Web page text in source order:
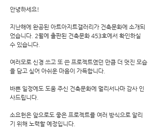
안녕하세요!
지난해에 완공된 아트아지트갤러리가 건축문화에 소개되
었습니다. 2월에 출판된 건축문화 453호에서 확인하실
수 있습니다.
여러모로 신경 쓰고 또 쓴 프로젝트였던 만큼 더 멋진 모습
을 담고 싶어 아쉬운 마음이 가득합니다.
​바쁜 일정에도 도움 주신 건축문화에 멀리서나마 감사 인
사드립니다.
소요헌은 앞으로도 좋은 프로젝트를 여러 방식으로 알리
기 위해 노력할 예정입니다.